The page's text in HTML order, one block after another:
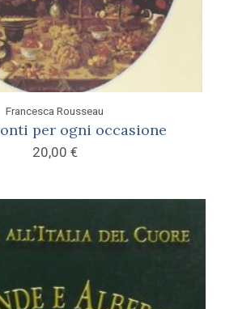
Francesca Rousseau
per ogni occasione
20,00 €